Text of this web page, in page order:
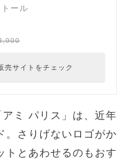
ール
売サイトをチェック
ミ パリス」は、近年
。さりげないロゴがか
トとあわせるのもおす